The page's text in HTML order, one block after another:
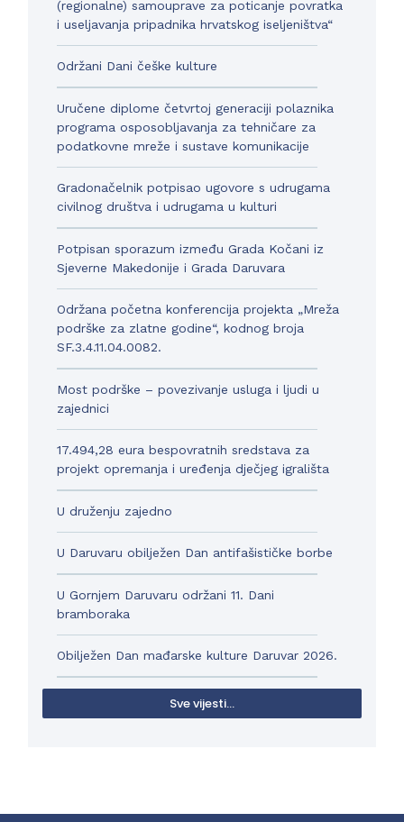
(regionalne) samouprave za poticanje povratka
i useljavanja pripadnika hrvatskog iseljeništva“
Održani Dani češke kulture
Uručene diplome četvrtoj generaciji polaznika
programa osposobljavanja za tehničare za
podatkovne mreže i sustave komunikacije
Gradonačelnik potpisao ugovore s udrugama
civilnog društva i udrugama u kulturi
Potpisan sporazum između Grada Kočani iz
Sjeverne Makedonije i Grada Daruvara
Održana početna konferencija projekta „Mreža
podrške za zlatne godine“, kodnog broja
SF.3.4.11.04.0082.
Most podrške – povezivanje usluga i ljudi u
zajednici
17.494,28 eura bespovratnih sredstava za
projekt opremanja i uređenja dječjeg igrališta
U druženju zajedno
U Daruvaru obilježen Dan antifašističke borbe
U Gornjem Daruvaru održani 11. Dani
bramboraka
Obilježen Dan mađarske kulture Daruvar 2026.
Sve vijesti...